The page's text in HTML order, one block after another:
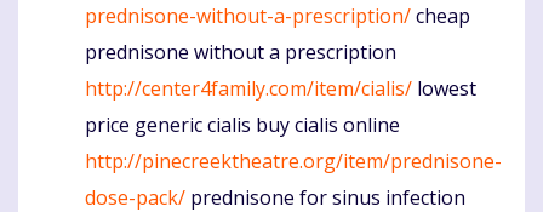
prednisone-without-a-prescription/cheap
prednisone without a prescription
http://center4family.com/item/cialis/ lowest
price generic cialis buy cialis online
http://pinecreektheatre.org/item/prednisone-
dose-pack/ prednisone for sinus infection